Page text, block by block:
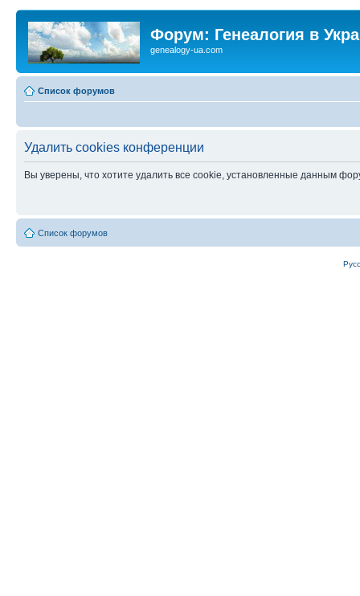
Форум: Генеалогия в
genealogy-ua.com
Список форумов
Удалить cookies конференции
Вы уверены, что хотите удалить все cookie, установленные данным
Список форумов